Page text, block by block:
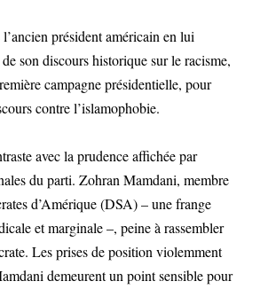
président américain en lui
son discours historique sur le racisme,
campagne présidentielle, pour
contre l’islamophobie.
avec la prudence affichée par
du parti. Zohran Mamdani, membre
d’Amérique (DSA) – une frange
et marginale –, peine à rassembler
Les prises de position violemment
demeurent un point sensible pour